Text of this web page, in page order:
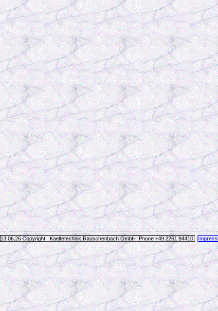
13.06.26 Copyright Kaeltetechnik Rauschenbach GmbHPhone +49 2261 94410